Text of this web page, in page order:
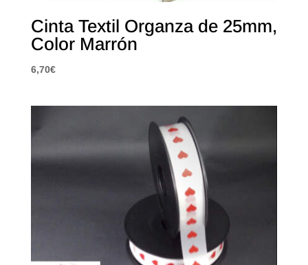
Cinta Textil Organza de 25mm,
Color Marrón
6,70€